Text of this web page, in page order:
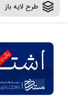
طرح لایه باز